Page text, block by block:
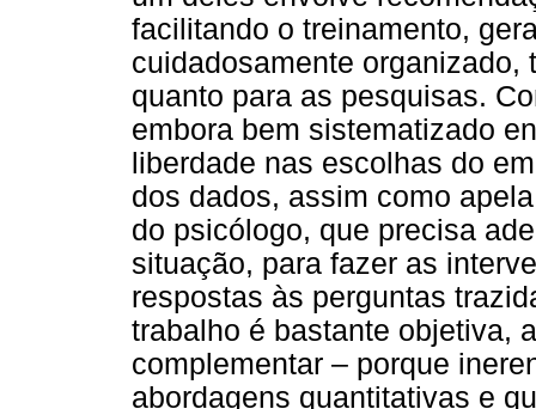
facilitando o treinamento,
cuidadosamente
quanto para as pesquisas.
embora bem sistematizado
liberdade nas escolhas do
dos dados, assim como
do psicólogo, que precisa
situação, para fazer as
respostas às perguntas
trabalho é bastante objetiva,
complementar – porque
abordagens quantitativas e